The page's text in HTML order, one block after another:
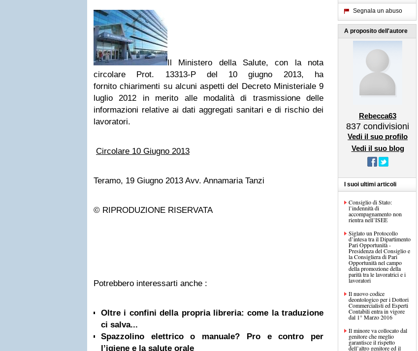
Il Ministero della Salute, con la nota
circolare Prot. 13313-P del 10 giugno 2013, ha
fornito chiarimenti su alcuni aspetti del Decreto Ministeriale 9
luglio 2012 in merito alle modalità di trasmissione delle
informazioni relative ai dati aggregati sanitari e di rischio dei
lavoratori.
Circolare 10 Giugno 2013
Teramo, 19 Giugno 2013 Avv. Annamaria Tanzi
© RIPRODUZIONE RISERVATA
Potrebbero interessarti anche :
Oltre i confini della propria libreria: come la traduzione
ci salva...
Spazzolino elettrico o manuale? Pro e contro per
l’igiene e la salute orale
Segnala un abuso
A proposito dell'autore
Rebecca63
837 condivisioni
Vedi il suo profilo
Vedi il suo blog
I suoi ultimi articoli
Consiglio di Stato:
l’indennità di
accompagnamento non
rientra nell’ISEE
Siglato un Protocollo
d’intesa tra il Dipartimento
Pari Opportunità -
Presidenza del Consiglio e
la Consigliera di Pari
Opportunità nel campo
della promozione della
parità tra le lavoratrici e i
lavoratori
Il nuovo codice
deontologico per i Dottori
Commercialisti ed Esperti
Contabili entra in vigore
dal 1° Marzo 2016
Il minore va collocato dal
genitore che meglio
garantisce il rispetto
dell’altro genitore ed il